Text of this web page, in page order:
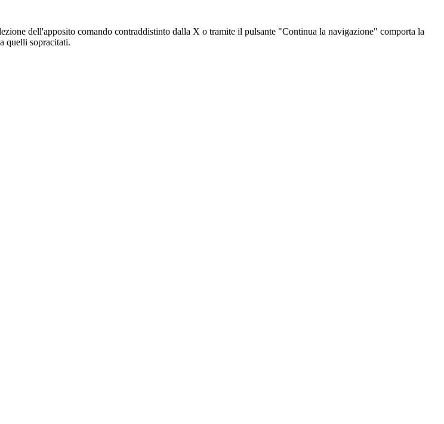
dell'apposito comando contraddistinto dalla X o tramite il pulsante "Continua la navigazione" comporta la
quelli sopracitati.